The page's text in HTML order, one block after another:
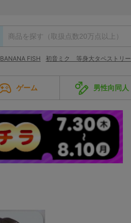
BANANA FISH 初音ミク 等身大タペストリー
ゲーム 男性向同人